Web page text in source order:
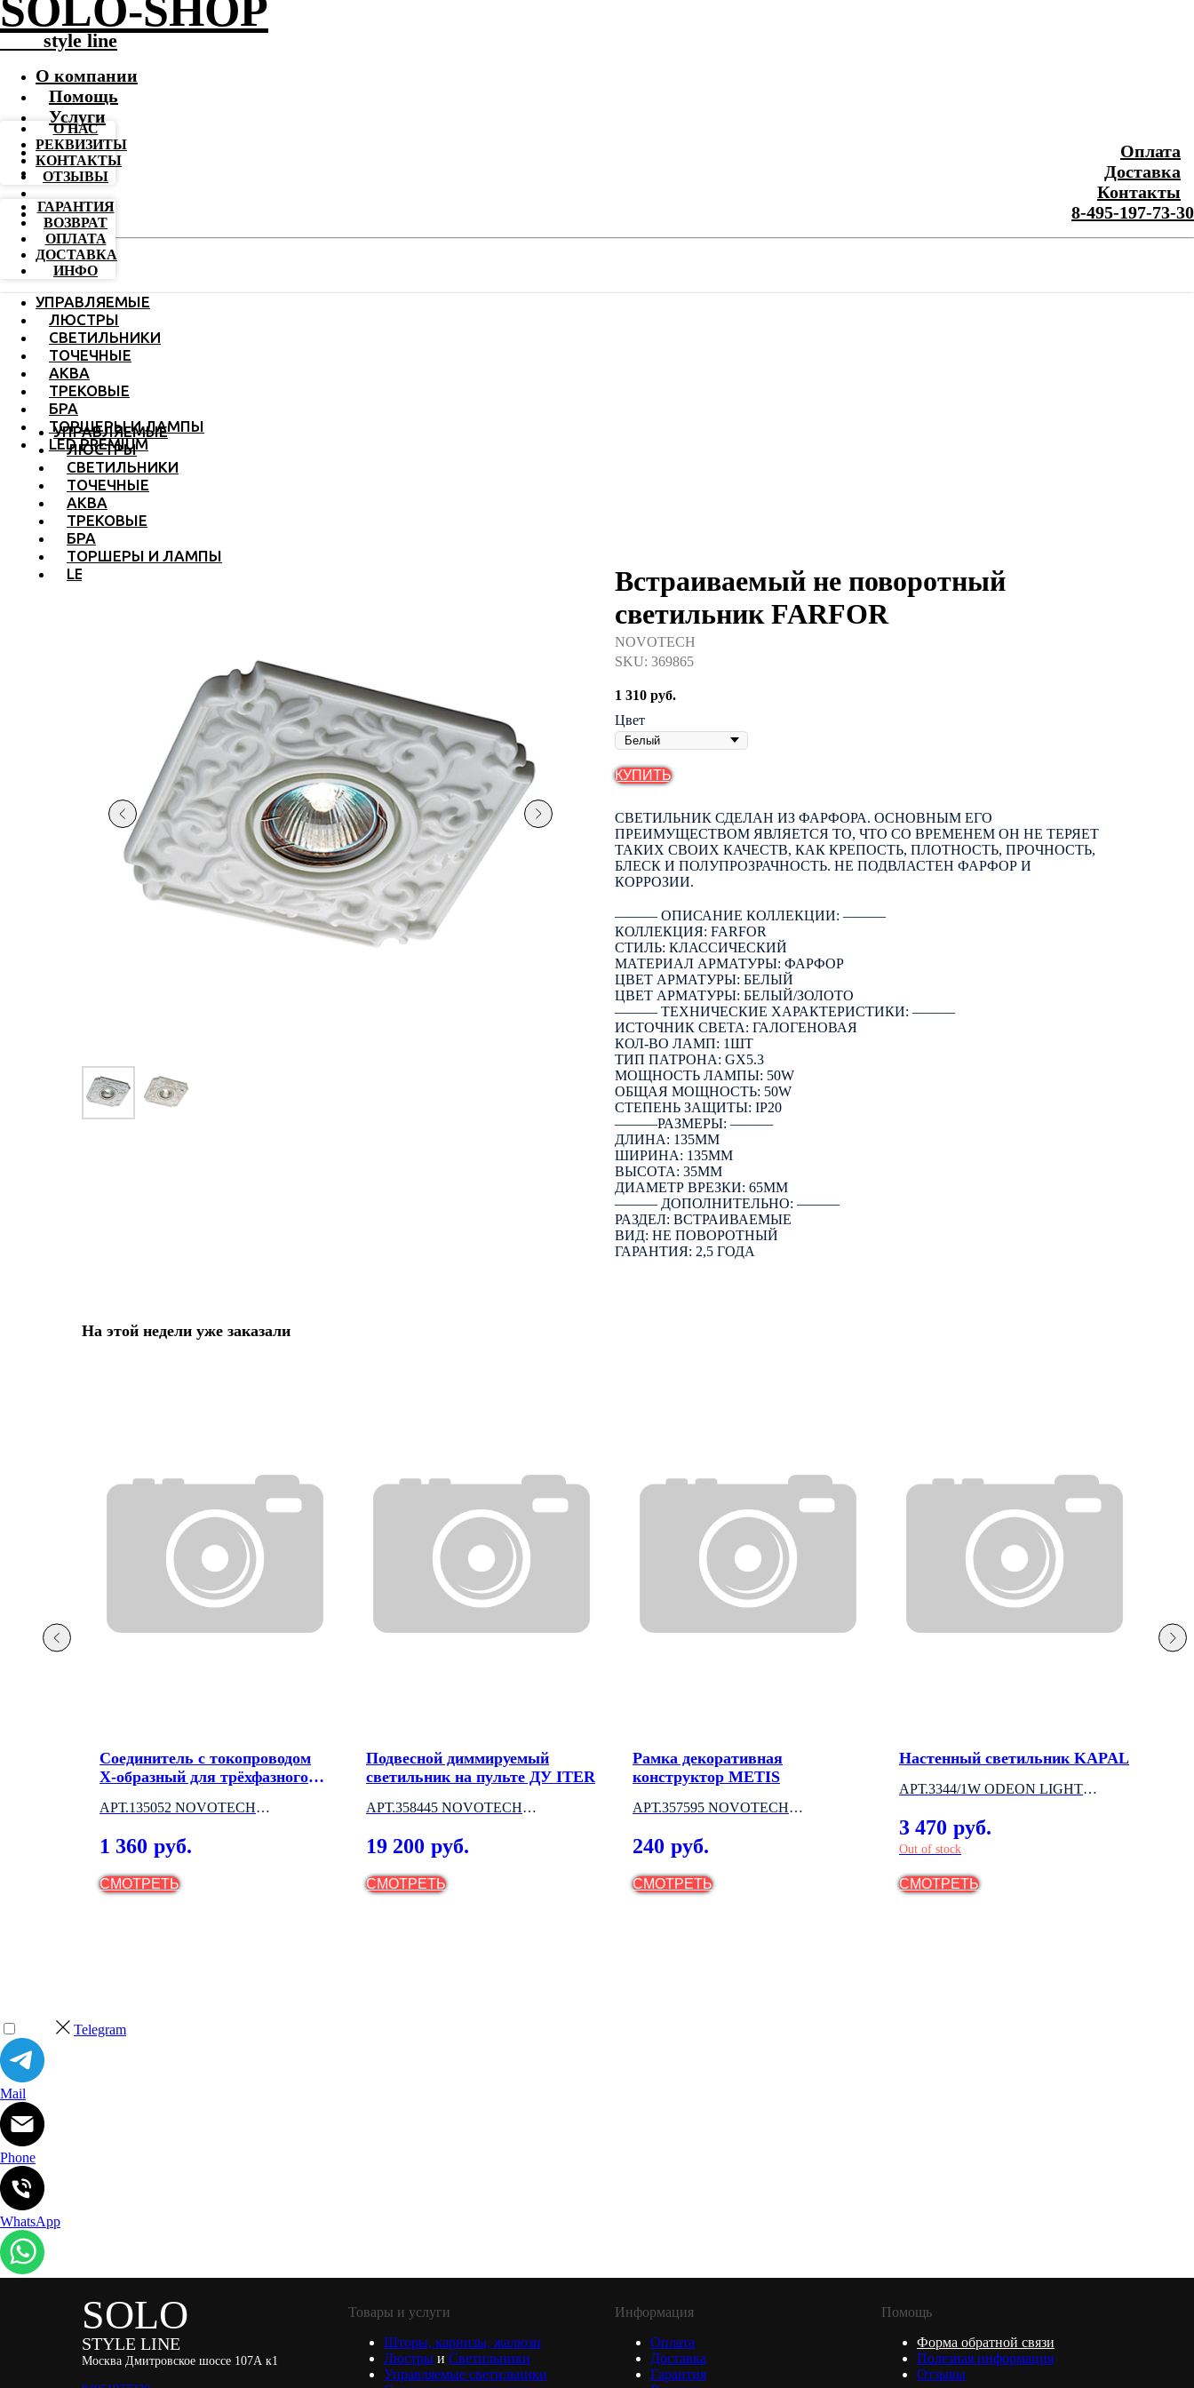
SOLO-SHOP
-------style line
О компании
Помощь
Услуги
Оплата
Доставка
Контакты
8-495-197-73-30
О НАС
РЕКВИЗИТЫ
КОНТАКТЫ
ОТЗЫВЫ
ГАРАНТИЯ
ВОЗВРАТ
ОПЛАТА
ДОСТАВКА
ИНФО
УПРАВЛЯЕМЫЕ
ЛЮСТРЫ
СВЕТИЛЬНИКИ
ТОЧЕЧНЫЕ
АКВА
ТРЕКОВЫЕ
БРА
ТОРШЕРЫ И ЛАМПЫ
LED PREMIUM
УПРАВЛЯЕМЫЕ
ЛЮСТРЫ
СВЕТИЛЬНИКИ
ТОЧЕЧНЫЕ
АКВА
ТРЕКОВЫЕ
БРА
ТОРШЕРЫ И ЛАМПЫ
LED PREMIUM
Встраиваемый не поворотный
светильник FARFOR
NOVOTECH
SKU: 369865
1 310 руб.
Цвет
КУПИТЬ
СВЕТИЛЬНИК СДЕЛАН ИЗ ФАРФОРА. ОСНОВНЫМ ЕГО
ПРЕИМУЩЕСТВОМ ЯВЛЯЕТСЯ ТО, ЧТО СО ВРЕМЕНЕМ ОН НЕ ТЕРЯЕТ
ТАКИХ СВОИХ КАЧЕСТВ, КАК КРЕПОСТЬ, ПЛОТНОСТЬ, ПРОЧНОСТЬ,
БЛЕСК И ПОЛУПРОЗРАЧНОСТЬ. НЕ ПОДВЛАСТЕН ФАРФОР И
КОРРОЗИИ.
――― ОПИСАНИЕ КОЛЛЕКЦИИ: ―――
КОЛЛЕКЦИЯ: FARFOR
СТИЛЬ: КЛАССИЧЕСКИЙ
МАТЕРИАЛ АРМАТУРЫ: ФАРФОР
ЦВЕТ АРМАТУРЫ: БЕЛЫЙ
ЦВЕТ АРМАТУРЫ: БЕЛЫЙ/ЗОЛОТО
――― ТЕХНИЧЕСКИЕ ХАРАКТЕРИСТИКИ: ―――
ИСТОЧНИК СВЕТА: ГАЛОГЕНОВАЯ
КОЛ-ВО ЛАМП: 1ШТ
ТИП ПАТРОНА: GX5.3
МОЩНОСТЬ ЛАМПЫ: 50W
ОБЩАЯ МОЩНОСТЬ: 50W
СТЕПЕНЬ ЗАЩИТЫ: IP20
―――РАЗМЕРЫ: ―――
ДЛИНА: 135ММ
ШИРИНА: 135ММ
ВЫСОТА: 35ММ
ДИАМЕТР ВРЕЗКИ: 65ММ
――― ДОПОЛНИТЕЛЬНО: ―――
РАЗДЕЛ: ВСТРАИВАЕМЫЕ
ВИД: НЕ ПОВОРОТНЫЙ
ГАРАНТИЯ: 2,5 ГОДА
На этой недели уже заказали
Соединитель с токопроводом
X-образный для трёхфазного
АРТ.135052 NOVOTECH
(ВЕНГРИЯ)
1 360 руб.
СМОТРЕТЬ
Подвесной диммируемый
светильник на пульте ДУ ITER
АРТ.358445 NOVOTECH
(ВЕНГРИЯ)
19 200 руб.
СМОТРЕТЬ
Рамка декоративная
конструктор METIS
АРТ.357595 NOVOTECH
(ВЕНГРИЯ)
240 руб.
СМОТРЕТЬ
Настенный светильник KAPAL
АРТ.3344/1W ODEON LIGHT
(ИТАЛИЯ)
3 470 руб.
Out of stock
СМОТРЕТЬ
Telegram
Mail
Phone
WhatsApp
SOLO
STYLE LINE
Москва Дмитровское шоссе 107А к1
Товары и услуги
Шторы, карнизы, жалюзи
Люстры и Светильники
Управляемые светильники
Информация
Оплата
Доставка
Гарантия
Помощь
Форма обратной связи
Полезная информация
Отзывы